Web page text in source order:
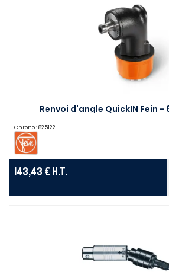
Renvoi d'angle QuickIN Fein -
Chrono : 825122
143,43 € H.T.